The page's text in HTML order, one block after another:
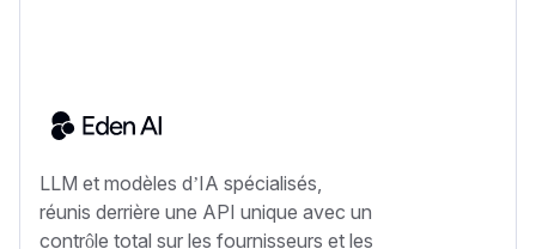
LLM et modèles d’IA spécialisés,
réunis derrière une API unique avec un
contrôle total sur les fournisseurs et les